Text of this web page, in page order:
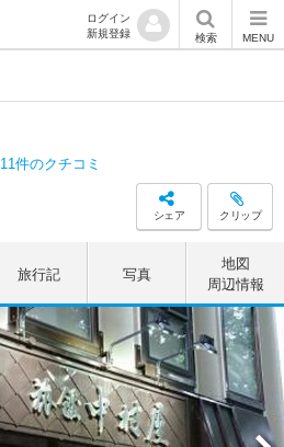
ログイン
新規登録
検索 MENU
11件のクチコミ
シェア クリップ
旅行記 写真
地図
周辺情報